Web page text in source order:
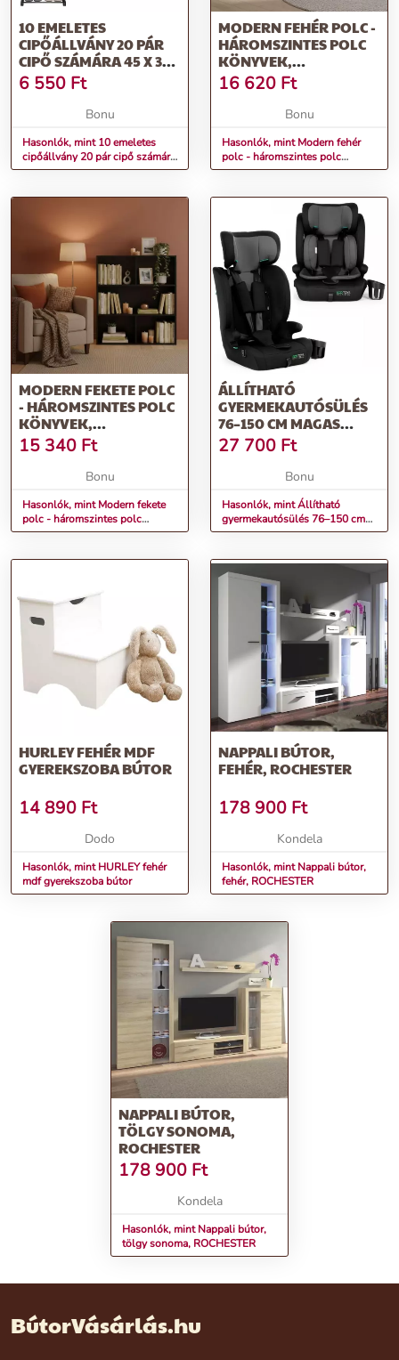
10 EMELETES
CIPŐÁLLVÁNY 20 PÁR
CIPŐ SZÁMÁRA 45 X 35
X 174 CM
6 550 Ft
Bonu
Hasonlók, mint 10 emeletes
cipőállvány 20 pár cipő számára
45 x 35 x 174 cm
MODERN FEHÉR POLC -
HÁROMSZINTES POLC
KÖNYVEK,
DEKORÁCIÓK ÉS
JÁTÉKOK SZÁMÁRA
16 620 Ft
Bonu
Hasonlók, mint Modern fehér
polc - háromszintes polc
könyvek, dekorációk és játékok
MODERN FEKETE POLC
- HÁROMSZINTES POLC
KÖNYVEK,
DEKORÁCIÓK ÉS
JÁTÉKOK SZÁMÁRA
15 340 Ft
Bonu
Hasonlók, mint Modern fekete
polc - háromszintes polc
könyvek, dekorációk és játékok
ÁLLÍTHATÓ
GYERMEKAUTÓSÜLÉS
76–150 CM MAGAS
GYERMEKEK SZÁMÁRA
POHÁRTARTÓVAL
27 700 Ft
Bonu
Hasonlók, mint Állítható
gyermekautósülés 76–150 cm
magas gyermekek számára
HURLEY FEHÉR MDF
GYEREKSZOBA BÚTOR
14 890 Ft
Dodo
Hasonlók, mint HURLEY fehér
mdf gyerekszoba bútor
NAPPALI BÚTOR,
FEHÉR, ROCHESTER
178 900 Ft
Kondela
Hasonlók, mint Nappali bútor,
fehér, ROCHESTER
NAPPALI BÚTOR,
TÖLGY SONOMA,
ROCHESTER
178 900 Ft
Kondela
Hasonlók, mint Nappali bútor,
tölgy sonoma, ROCHESTER
BútorVásárlás.hu